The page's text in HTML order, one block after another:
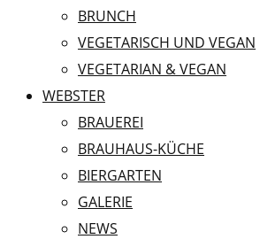
BRUNCH
VEGETARISCH UND VEGAN
VEGETARIAN & VEGAN
WEBSTER
BRAUEREI
BRAUHAUS-KÜCHE
BIERGARTEN
GALERIE
NEWS